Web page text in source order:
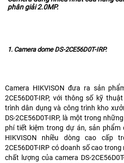
phân giải 2.0MP.
1. Camera dome DS-2CE56D0T-IRP.
Camera HIKVISON đưa ra sản
2CE56D0T-IRP, với thông số kỹ
trình dân dụng và công trình kho
DS-2CE56D0T-IRP, là một trong
phí tiết kiệm trong dự án, sản phẩm
HIKVISON nhiều dòng cao cấp
2CE56D0T-IRP có doanh số cao
chất lượng của camera DS-